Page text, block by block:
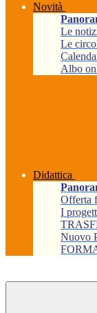
Novità
Le
Le
Albo
Didattica
Offerta
I
Nuovo